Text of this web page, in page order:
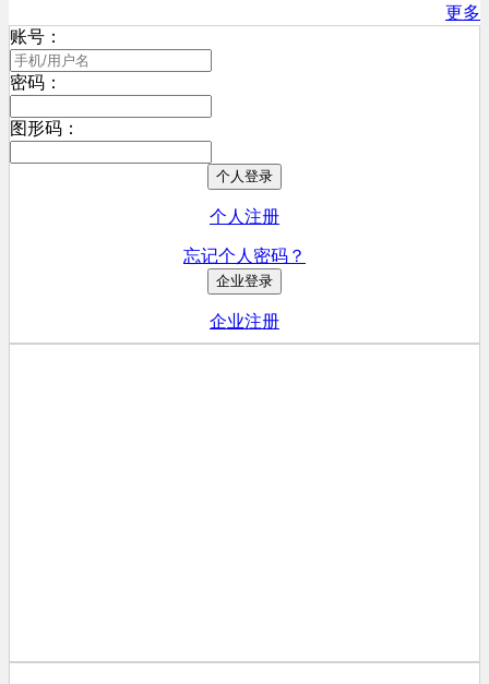
更多
账号：
密码：
图形码：
个人登录
个人注册
忘记个人密码？
企业登录
企业注册